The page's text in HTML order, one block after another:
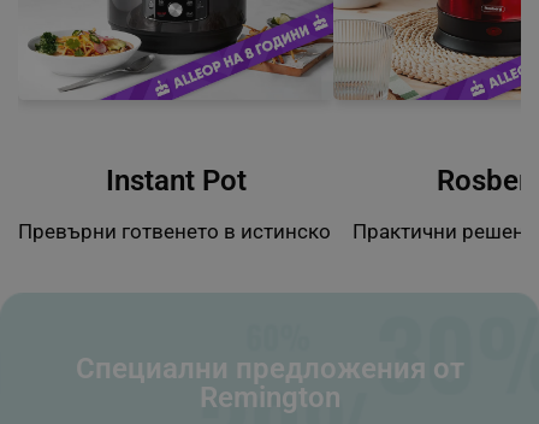
Instant Pot
Превърни готвенето в истинско удоволствие
Практични
Специални предложения от
Remington